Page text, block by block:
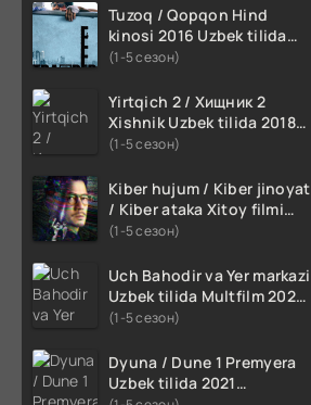
Tuzoq / Qopqon Hind
kinosi 2016 Uzbek tilida
tarjima film HD
(1-5 сезон)
Yirtqich 2 / Хищник 2
Xishnik Uzbek tilida 2018-
2024 O'zbekcha tarjima
(1-5 сезон)
Kiber hujum / Kiber jinoyat
/ Kiber ataka Xitoy filmi
Uzbek tilida O'zbekcha
HD skachat
(1-5 сезон)
Uch Bahodir va Yer markazi
Uzbek tilida Multfilm 2025
tarjima HD skachat
(1-5 сезон)
Dyuna / Dune 1 Premyera
Uzbek tilida 2021